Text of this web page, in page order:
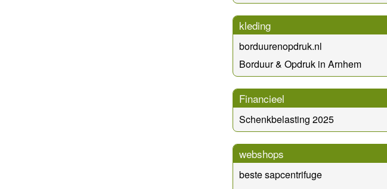
kleding
borduurenopdruk.nl
Borduur & Opdruk in Arnhem
Financieel
Schenkbelasting 2025
webshops
beste sapcentrifuge